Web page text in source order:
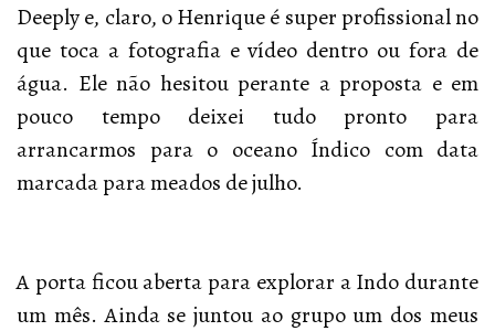
Deeply e, claro, o Henrique é super profissional no
que toca a fotografia e vídeo dentro ou fora de
água. Ele não hesitou perante a proposta e em
pouco tempo deixei tudo pronto para
arrancarmos para o oceano Índico com data
marcada para meados de julho.
A porta ficou aberta para explorar a Indo durante
um mês. Ainda se juntou ao grupo um dos meus